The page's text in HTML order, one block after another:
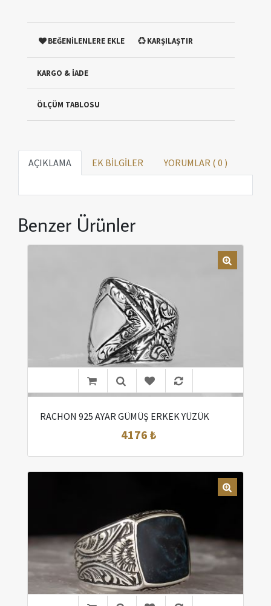
BEĞENİLENLERE EKLE KARŞILAŞTIR
KARGO & İADE
ÖLÇÜM TABLOSU
AÇIKLAMA EK BİLGİLER YORUMLAR ( 0 )
Benzer Ürünler
RACHON 925 AYAR GÜMÜŞ ERKEK YÜZÜK
4176 ₺